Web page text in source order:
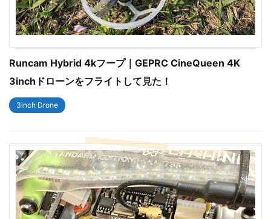
Runcam Hybrid 4kフープ｜GEPRC CineQueen 4K
3inchドローンをフライトして見た！
3inch Drone